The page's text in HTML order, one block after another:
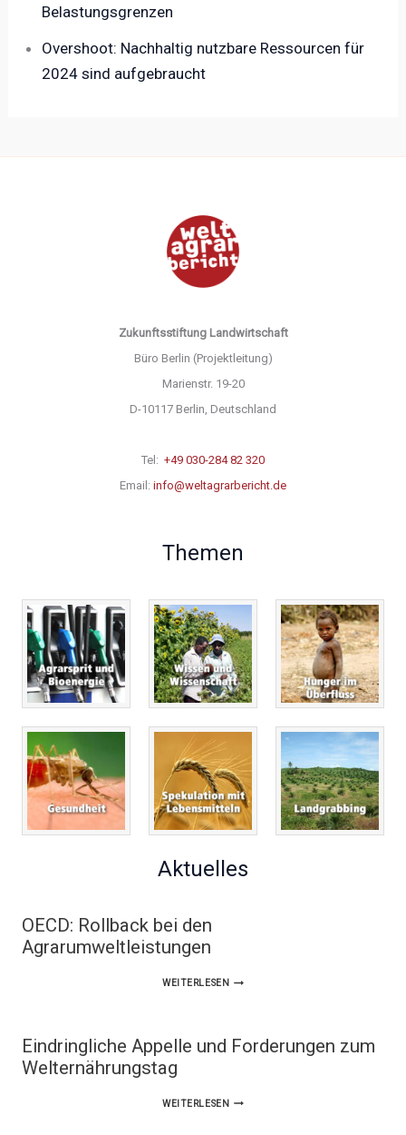
Belastungsgrenzen
Overshoot: Nachhaltig nutzbare Ressourcen für
2024 sind aufgebraucht
Zukunftsstiftung Landwirtschaft
Büro Berlin (Projektleitung)
Marienstr. 19-20
D-10117 Berlin, Deutschland
Tel: +49 030-284 82 320
Email: info@weltagrarbericht.de
Themen
Aktuelles
OECD: Rollback bei den
Agrarumweltleistungen
WEITERLESENOECD:
Eindringliche Appelle und Forderungen zum
Welternährungstag
WEITERLESENEINDRINGLICHE